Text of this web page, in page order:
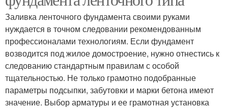
Заливка ленточного фундамента своими руками
нуждается в точном следовании рекомендованным
профессионалами технологиям. Если фундамент
возводится под жилое домостроение, нужно отнестись к
следованию стандартным правилам с особой
тщательностью. Не только грамотно подобранные
параметры подсыпки, забутовки и марки бетона имеют
значение. Выбор арматуры и ее грамотная установка